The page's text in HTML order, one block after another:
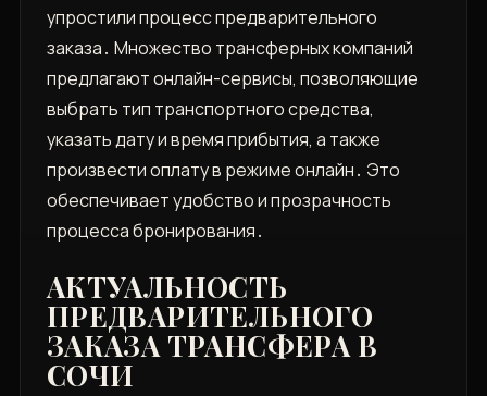
упростили процесс предварительного
заказа․ Множество трансферных компаний
предлагают онлайн-сервисы, позволяющие
выбрать тип транспортного средства,
указать дату и время прибытия, а также
произвести оплату в режиме онлайн․ Это
обеспечивает удобство и прозрачность
процесса бронирования․
АКТУАЛЬНОСТЬ
ПРЕДВАРИТЕЛЬНОГО
ЗАКАЗА ТРАНСФЕРА В
СОЧИ